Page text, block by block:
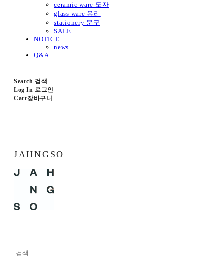
ceramic ware 도자
glass ware 유리
stationery 문구
SALE
NOTICE
news
Q&A
Search 검색
Log In 로그인
Cart장바구니
JAHNGSO